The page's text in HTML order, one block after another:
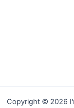
Copyright © 2026